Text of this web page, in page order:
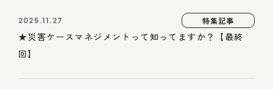
2025.11.27 特集記事
★災害ケースマネジメントって知ってますか？【最終
回】